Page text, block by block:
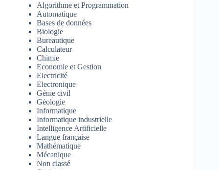
Algorithme et Programmation
Automatique
Bases de données
Biologie
Bureautique
Calculateur
Chimie
Economie et Gestion
Electricité
Electronique
Génie civil
Géologie
Informatique
Informatique industrielle
Intelligence Artificielle
Langue française
Mathématique
Mécanique
Non classé